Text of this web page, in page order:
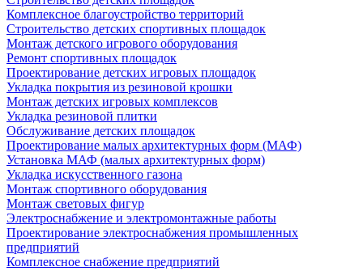
Комплексное благоустройство территорий
Строительство детских спортивных площадок
Монтаж детского игрового оборудования
Ремонт спортивных площадок
Проектирование детских игровых площадок
Укладка покрытия из резиновой крошки
Монтаж детских игровых комплексов
Укладка резиновой плитки
Обслуживание детских площадок
Проектирование малых архитектурных форм (МАФ)
Установка МАФ (малых архитектурных форм)
Укладка искусственного газона
Монтаж спортивного оборудования
Монтаж световых фигур
Электроснабжение и электромонтажные работы
Проектирование электроснабжения промышленных
предприятий
Комплексное снабжение предприятий